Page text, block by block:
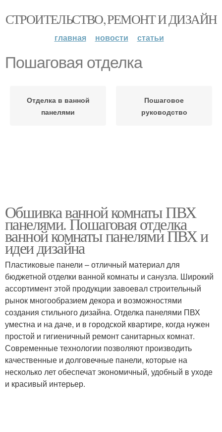
СТРОИТЕЛЬСТВО, РЕМОНТ И ДИЗАЙН
главная новости статьи
Пошаговая отделка
Отделка в ванной
панелями
Пошаговое
руководство
Обшивка ванной комнаты ПВХ
панелями. Пошаговая отделка
ванной комнаты панелями ПВХ и
идеи дизайна
Пластиковые панели – отличный материал для
бюджетной отделки ванной комнаты и санузла. Широкий
ассортимент этой продукции завоевал строительный
рынок многообразием декора и возможностями
создания стильного дизайна. Отделка панелями ПВХ
уместна и на даче, и в городской квартире, когда нужен
простой и гигиеничный ремонт санитарных комнат.
Современные технологии позволяют производить
качественные и долговечные панели, которые на
несколько лет обеспечат экономичный, удобный в уходе
и красивый интерьер.